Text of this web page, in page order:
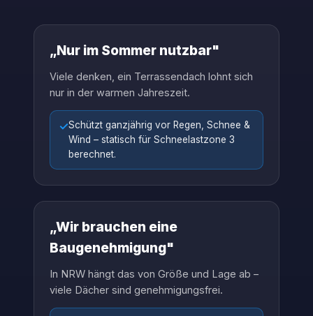
„Nur im Sommer nutzbar"
Viele denken, ein Terrassendach lohnt sich
nur in der warmen Jahreszeit.
✓Schützt ganzjährig vor Regen, Schnee &
Wind – statisch für Schneelastzone 3
berechnet.
„Wir brauchen eine
Baugenehmigung"
In NRW hängt das von Größe und Lage ab –
viele Dächer sind genehmigungsfrei.